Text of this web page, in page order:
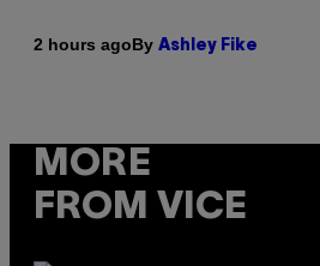
2 hours agoBy Ashley Fike
MORE
FROM VICE